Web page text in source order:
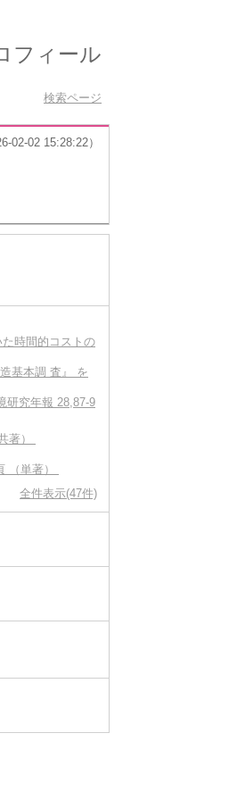
フィール
検索ページ
02-02 15:28:22）
時間的コストの
基本調 査』 を
研究年報 28,87-9
著）
（単著）
全件表示(47件)